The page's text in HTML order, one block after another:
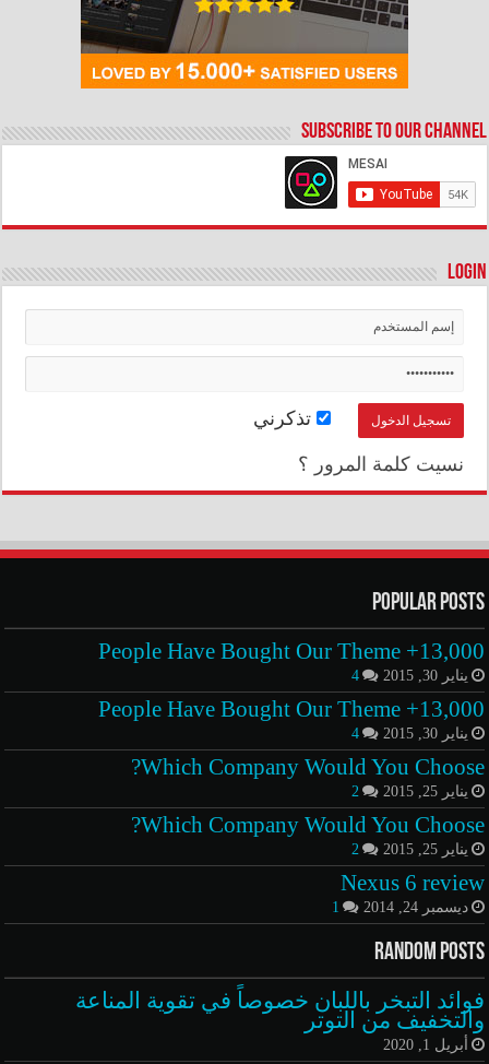
Subscribe to our Channel
Login
تذكرني
نسيت كلمة المرور ؟
Popular Posts
13,000+ People Have Bought Our Theme
يناير 30, 2015 4
13,000+ People Have Bought Our Theme
يناير 30, 2015 4
Which Company Would You Choose?
يناير 25, 2015 2
Which Company Would You Choose?
يناير 25, 2015 2
Nexus 6 review
ديسمبر 24, 2014 1
Random Posts
فوائد التبخر باللبان خصوصاً في تقوية المناعة
والتخفيف من التوتر
أبريل 1, 2020